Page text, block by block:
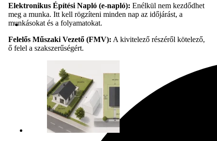
Elektronikus Építési Napló (e-napló): Enélkül nem kezdődhet
meg a munka. Itt kell rögzíteni minden nap az időjárást, a
munkásokat és a folyamatokat.
Felelős Műszaki Vezető (FMV): A kivitelező részéről kötelező,
ő felel a szakszerűségért.